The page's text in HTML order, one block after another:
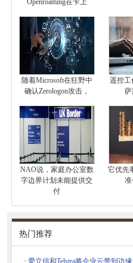
Openroaming在卡上
随着Microsoft在狂野中
确认Zerologon攻击，
遥控工
萨
NAO说，家庭办公室数
字边界计划未能提供交
付
它优先
热门推荐
· 爱立信和Telstra将企业云带到边缘